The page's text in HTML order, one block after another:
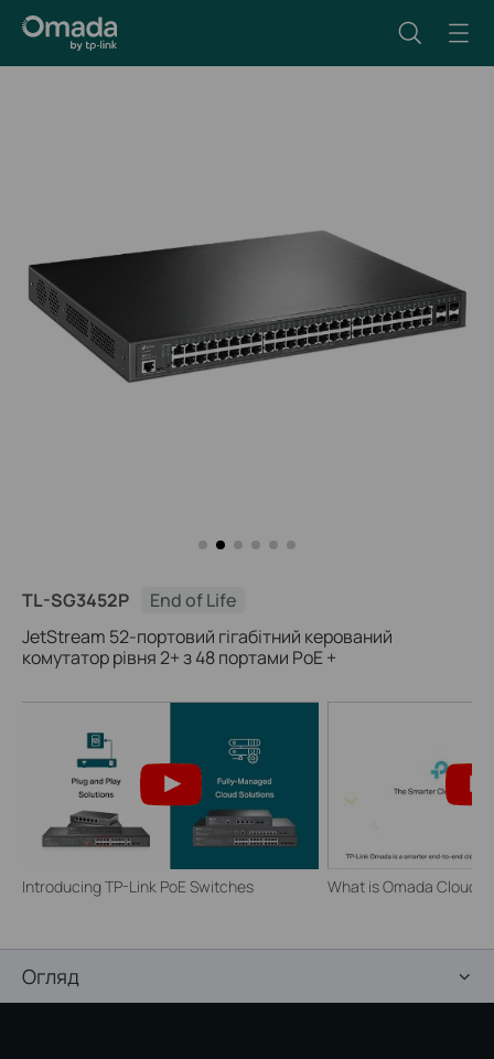
TL-SG3452P
End of Life
JetStream 52-портовий гігабітний керований
комутатор рівня 2+ з 48 портами PoE +
Introducing TP-Link PoE Switches What is Omada Cloud
Огляд